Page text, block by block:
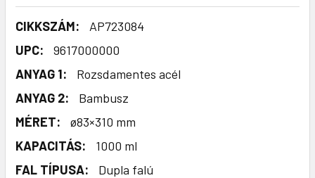
CIKKSZÁM:
AP723084
UPC:
9617000000
ANYAG 1:
Rozsdamentes acél
ANYAG 2:
Bambusz
MÉRET:
ø83×310 mm
KAPACITÁS:
1000 ml
FAL TÍPUSA:
Dupla falú